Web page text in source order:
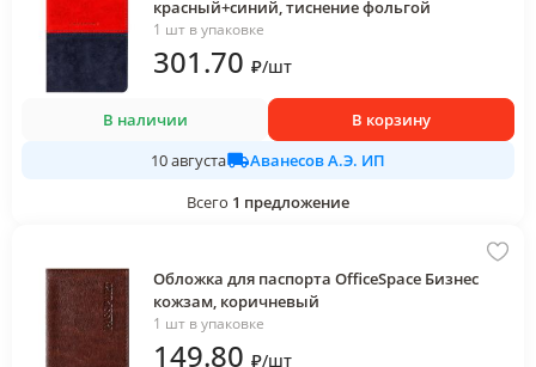
красный+синий, тиснение фольгой
1 шт в упаковке
301.70 ₽/шт
В наличии
В корзину
10 августа
Аванесов А.Э. ИП
Всего 1 предложение
Обложка для паспорта OfficeSpace Бизнес
кожзам, коричневый
1 шт в упаковке
149.80 ₽/шт